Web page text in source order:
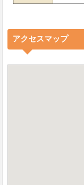
アクセスマップ